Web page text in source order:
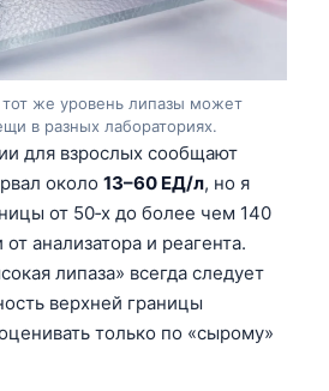
же уровень липазы может
в разных лабораториях.
для взрослых сообщают
около 13–60 ЕД/л, но я
от 50‑х до более чем 140
анализатора и реагента.
липаза» всегда следует
верхней границы
только по «сырому»